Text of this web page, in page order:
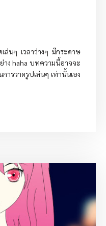
ล่นๆ เวลาว่างๆ มีกระดาษ
าง haha บทความนี้อาจจะ
ารวาดรูปเล่นๆ เท่านั้นเอง